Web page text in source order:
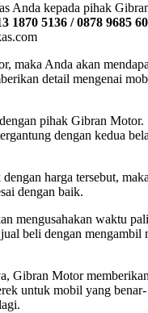
Anda kepada pihak
1870 5136 / 0878 9685
maka Anda akan
detail mengenai
pihak Gibran Motor.
dengan kedua
harga tersebut,
dengan baik.
mengusahakan waktu
beli dengan mengambil
Gibran Motor
untuk mobil yang benar-